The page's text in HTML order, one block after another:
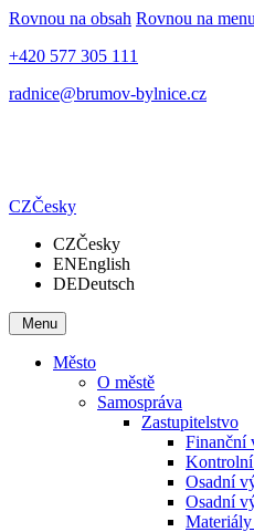
Rovnou na obsah Rovnou na menu
+420 577 305 111
radnice@brumov-bylnice.cz
CZČesky
CZČesky
ENEnglish
DEDeutsch
Menu
Město
O městě
Samospráva
Zastupitelstvo
Finanční
Osadní
Osadní